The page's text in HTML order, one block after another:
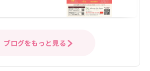
ブログをもっと見る